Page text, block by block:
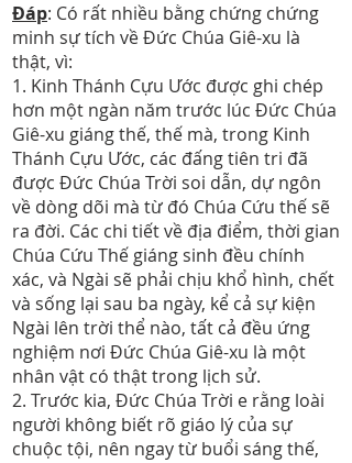
Đáp: Có rất nhiều bằng chứng chứng
minh sự tích về Đức Chúa Giê-xu là
thật, vì:
1. Kinh Thánh Cựu Ước được ghi chép
hơn một ngàn năm trước lúc Đức Chúa
Giê-xu giáng thế, thế mà, trong Kinh
Thánh Cựu Ước, các đấng tiên tri đã
được Đức Chúa Trời soi dẫn, dự ngôn
về dòng dõi mà từ đó Chúa Cứu thế sẽ
ra đời. Các chi tiết về địa điểm, thời gian
Chúa Cứu Thế giáng sinh đều chính
xác, và Ngài sẽ phải chịu khổ hình, chết
và sống lại sau ba ngày, kể cả sự kiện
Ngài lên trời thể nào, tất cả đều ứng
nghiệm nơi Đức Chúa Giê-xu là một
nhân vật có thật trong lịch sử.
2. Trước kia, Đức Chúa Trời e rằng loài
người không biết rõ giáo lý của sự
chuộc tội, nên ngay từ buổi sáng thế,